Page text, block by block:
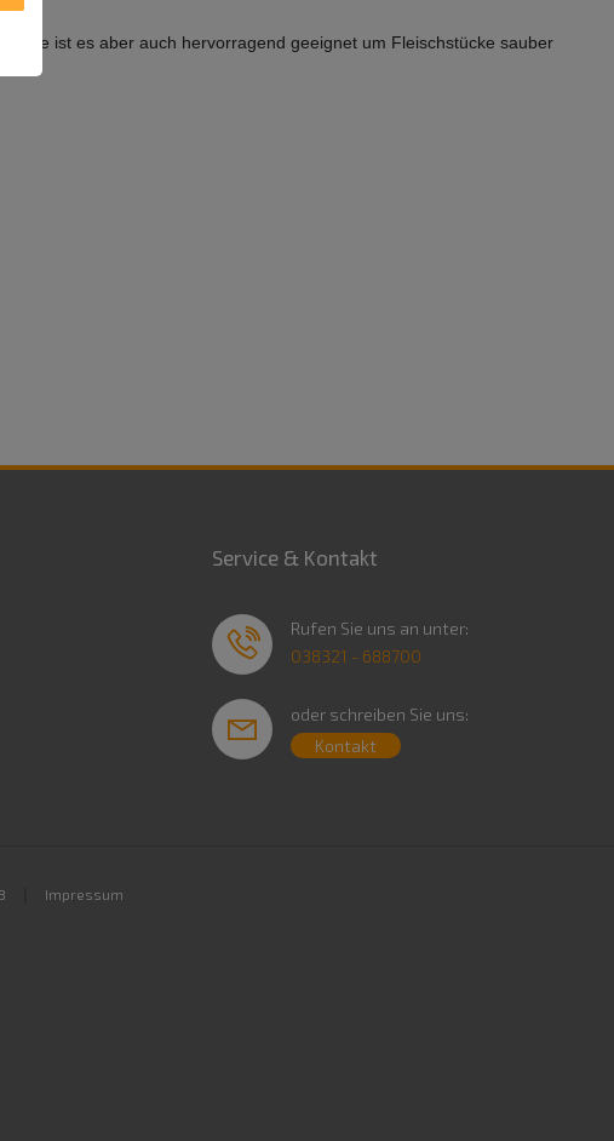
ist es aber auch hervorragend geeignet um Fleischstücke sauber
Service & Kontakt
Rufen Sie uns an unter:
038321 - 688700
oder schreiben Sie uns:
Kontakt
Impressum